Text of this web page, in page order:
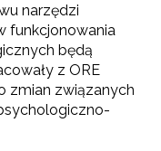
narzędzi
funkcjonowania
będą
z ORE
zmian związanych